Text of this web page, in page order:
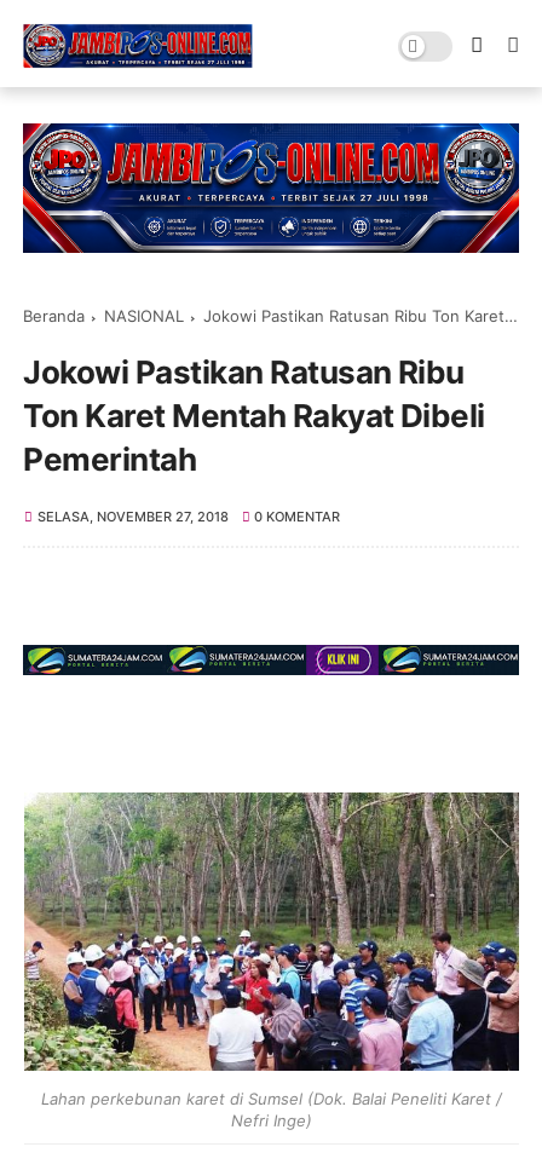
Beranda NASIONAL Jokowi Pastikan Ratusan Ribu Ton Karet Mentah Rakyat Dibeli Pemerintah
Jokowi Pastikan Ratusan Ribu
Ton Karet Mentah Rakyat Dibeli
Pemerintah
SELASA, NOVEMBER 27, 2018 0 KOMENTAR
Lahan perkebunan karet di Sumsel (Dok. Balai Peneliti Karet /
Nefri Inge)